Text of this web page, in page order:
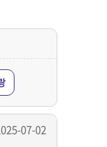
07-02